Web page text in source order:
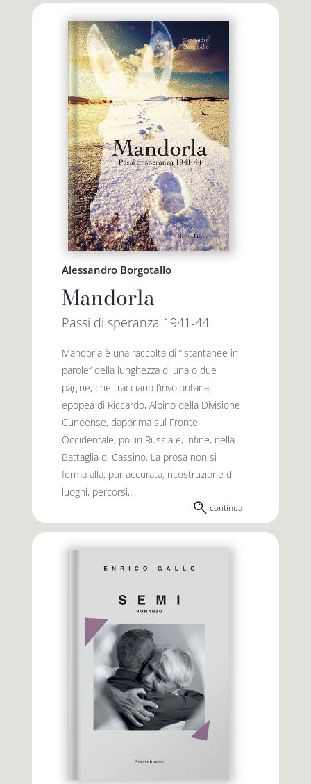
Alessandro Borgotallo
Mandorla
Passi di speranza 1941-44
Mandorla è una raccolta di “istantanee in
parole” della lunghezza di una o due
pagine, che tracciano l’involontaria
epopea di Riccardo, Alpino della Divisione
Cuneense, dapprima sul Fronte
Occidentale, poi in Russia e, infine, nella
Battaglia di Cassino. La prosa non si
ferma alla, pur accurata, ricostruzione di
luoghi, percorsi,...
continua